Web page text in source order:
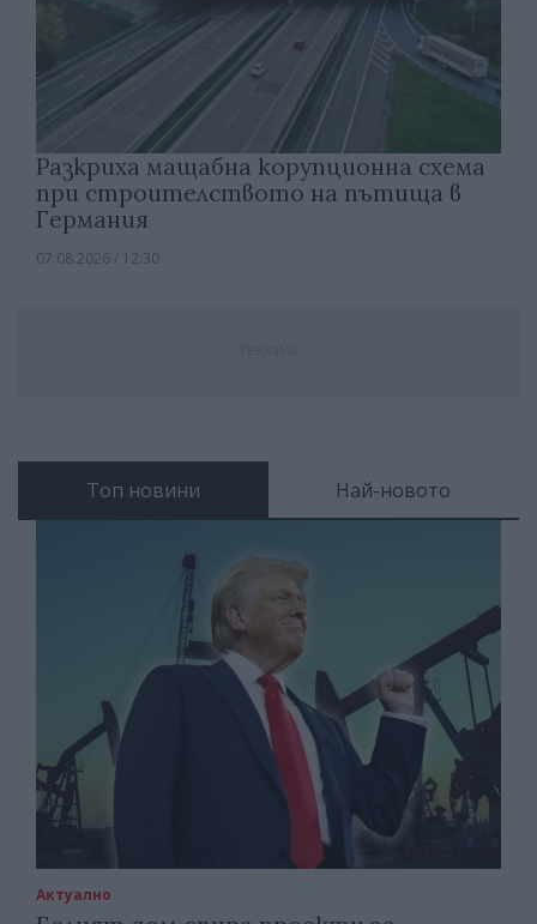
Разкриха мащабна корупционна схема
при строителството на пътища в
Германия
07.08.2026 / 12:30
Топ новини Най-новото
Актуално